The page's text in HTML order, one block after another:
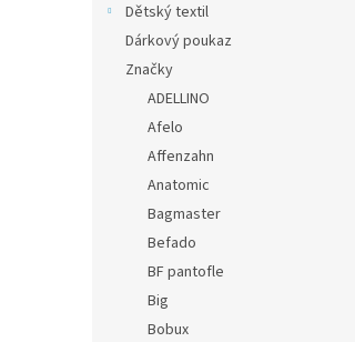
Dětský textil
Dárkový poukaz
Značky
ADELLINO
Afelo
Affenzahn
Anatomic
Bagmaster
Befado
BF pantofle
Big
Bobux